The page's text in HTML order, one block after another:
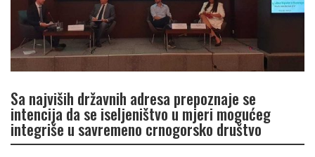
Sa najviših državnih adresa prepoznaje se
intencija da se iseljeništvo u mjeri mogućeg
integriše u savremeno crnogorsko društvo